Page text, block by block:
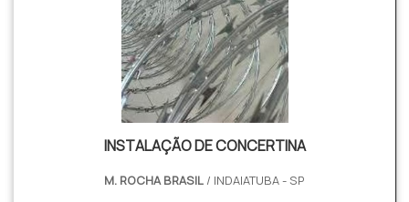
INSTALAÇÃO DE CONCERTINA
M. ROCHA BRASIL / INDAIATUBA - SP